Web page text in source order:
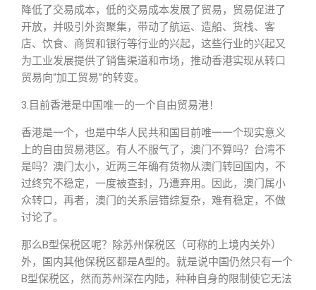
降低了交易成本，低的交易成本发展了贸易，贸易促进了
开放，并吸引外资聚集，带动了航运、造船、货栈、客
店、饮食、商贸和银行等行业的兴起，这些行业的兴起又
为工业发展提供了销售渠道和市场，推动香港实现从转口
贸易向“加工贸易”的转变。
3.目前香港是中国唯一的一个自由贸易港！
香港是一个，也是中华人民共和国目前唯一一个现实意义
上的自由贸易港区。有人不服气了，澳门不算吗？台湾不
是吗？澳门太小，近两三年确有货物从澳门转回国内，不
过终究不稳定，一度被查封，乃遭弃用。因此，澳门属小
众转口，再者，澳门的关系层错综复杂，难有稳定，不做
讨论了。
那么B型保税区呢？除苏州保税区（可称的上境内关外）
外，国内其他保税区都是A型的。就是说中国仍然只有一个
B型保税区，然而苏州深在内陆，种种自身的限制使它无法